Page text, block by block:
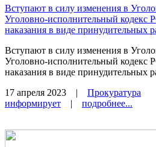
Вступают в силу изменения в
Уголовно-исполнительный кодекс
наказания в виде принудительных
Вступают в силу изменения в
Уголовно-исполнительный кодекс
наказания в виде принудительных
17 апреля 2023 | Прокуратура
информирует | подробнее...